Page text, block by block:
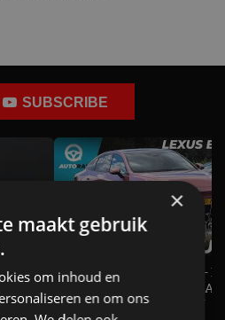
SUBSCRIBE
De perfecte (gezins)taxi? -
ES500e (2026) - REVIEW -
UITGELEGD! - AutoRAI TV
×
maakt gebruik
om inhoud en
en om ons